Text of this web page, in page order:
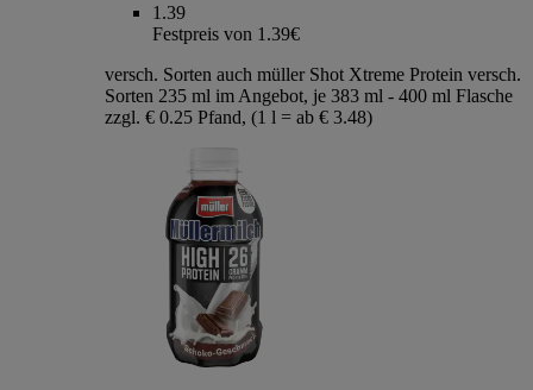
1.39
Festpreis von 1.39€
versch. Sorten auch müller Shot Xtreme Protein versch.
Sorten 235 ml im Angebot, je 383 ml - 400 ml Flasche
zzgl. € 0.25 Pfand, (1 l = ab € 3.48)